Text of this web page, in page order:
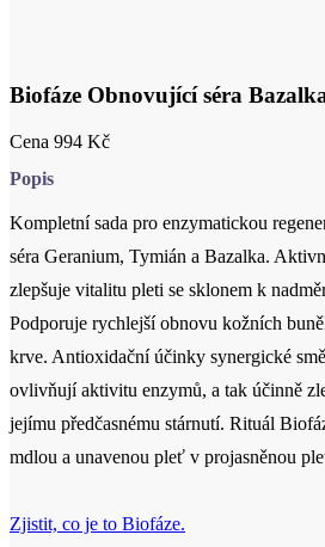
Biofáze Obnovující séra
Cena 994 Kč
Popis
Kompletní sada pro enzymatickou
séra Geranium, Tymián a Bazalka.
zlepšuje vitalitu pleti se sklonem k
Podporuje rychlejší obnovu kožních
krve. Antioxidační účinky synergické
ovlivňují aktivitu enzymů, a tak účinně
jejímu předčasnému stárnutí. Rituál
mdlou a unavenou pleť v projasněnou
Zjistit, co je to Biofáze.